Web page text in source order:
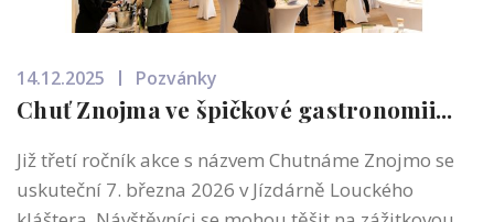
14.12.2025 Pozvánky
Chuť Znojma ve špičkové gastronomii...
Již třetí ročník akce s názvem Chutnáme Znojmo se
uskuteční 7. března 2026 v Jízdárně Louckého